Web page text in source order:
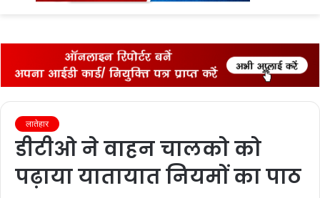
लातेहार
डीटीओ ने वाहन चालको को
पढ़ाया यातायात नियमों का पाठ